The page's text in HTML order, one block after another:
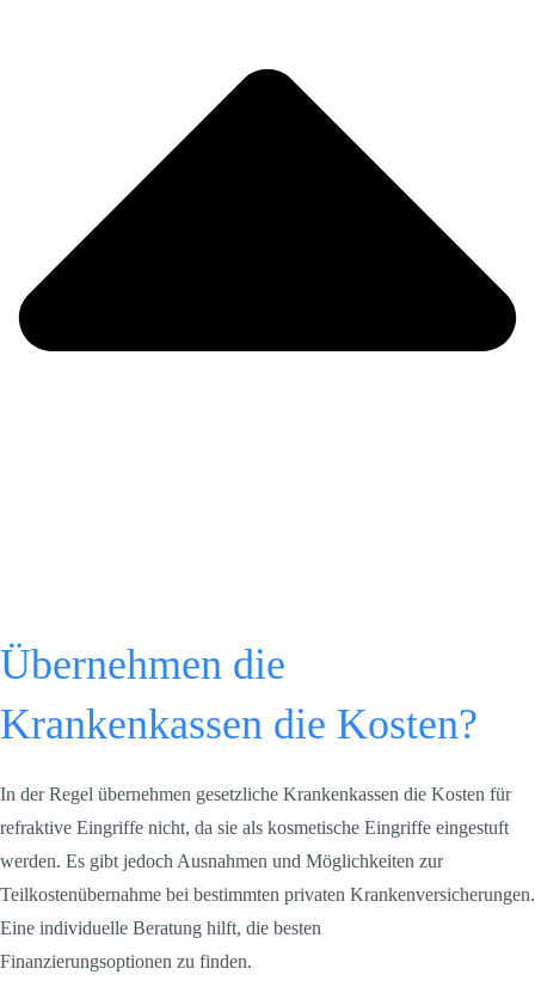
Übernehmen die
Krankenkassen die Kosten?
In der Regel übernehmen gesetzliche Krankenkassen die Kosten für
refraktive Eingriffe nicht, da sie als kosmetische Eingriffe eingestuft
werden. Es gibt jedoch Ausnahmen und Möglichkeiten zur
Teilkostenübernahme bei bestimmten privaten Krankenversicherungen.
Eine individuelle Beratung hilft, die besten
Finanzierungsoptionen zu finden.